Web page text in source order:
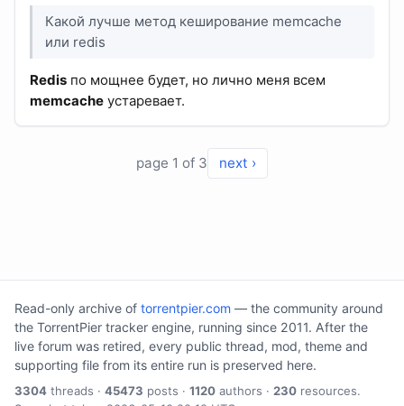
Какой лучше метод кеширование memcache
или redis
Redis по мощнее будет, но лично меня всем
memcache устаревает.
page 1 of 3 next ›
Read-only archive of torrentpier.com — the community around
the TorrentPier tracker engine, running since 2011. After the
live forum was retired, every public thread, mod, theme and
supporting file from its entire run is preserved here.
3304 threads · 45473 posts · 1120 authors · 230 resources.